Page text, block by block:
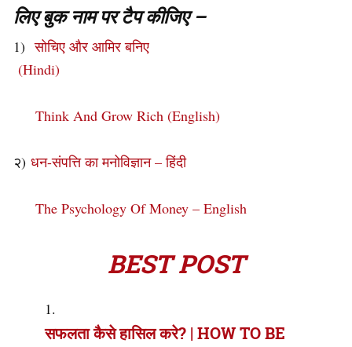
लिए बुक नाम पर टैप कीजिए –
1)सोचिए और आमिर बनिए
(Hindi)
Think And Grow Rich (English)
२) धन-संपत्ति का मनोविज्ञान – हिंदी
The Psychology Of Money – English
BEST POST
सफलता कैसे हासिल करे? | HOW TO BE